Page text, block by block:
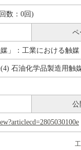
数：0回)
ペ
」：工業における触媒
石油化学品製造用触
公